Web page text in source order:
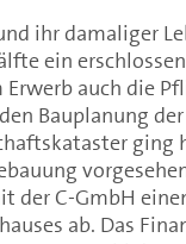
ihr damaliger
ein
auch die
Bauplanung
ging
der C-GmbH
ab. Das